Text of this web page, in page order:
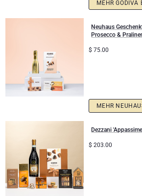
Neuhaus
Prosecco &
$ 75.00
MEHR
Dezzani
$ 203.00